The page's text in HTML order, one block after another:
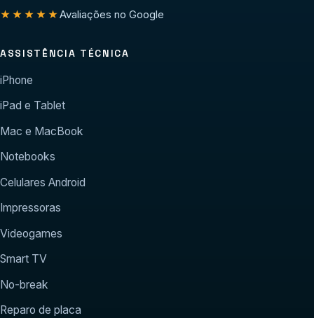
★★★★★Avaliações no Google
ASSISTÊNCIA TÉCNICA
iPhone
iPad e Tablet
Mac e MacBook
Notebooks
Celulares Android
Impressoras
Videogames
Smart TV
No-break
Reparo de placa